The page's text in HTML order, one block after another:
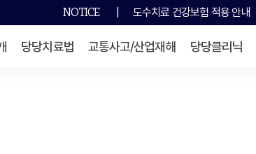
NOTICE 도수치료 건강보험 적용 안내
당당치료법 교통사고/산업재해 당당클리닉